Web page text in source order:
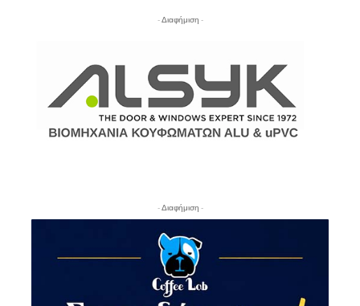
- Διαφήμιση -
- Διαφήμιση -